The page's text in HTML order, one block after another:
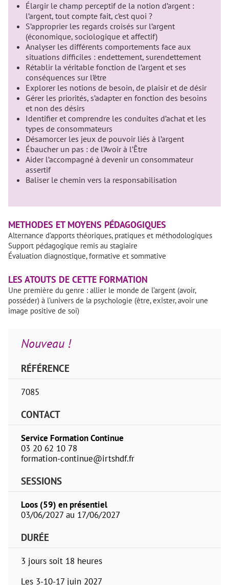
Élargir le champ perceptif de la notion d’argent :
l’argent, tout compte fait, c’est quoi ?
S’approprier les regards croisés sur l’argent
(économique, sociologique et affectif)
Analyser les différents comportements face aux
situations difficiles : endettement, surendettement
Rétablir la véritable fonction de l’argent et ses
conséquences sur l’être
Explorer les notions de besoin, de plaisir et de désir
Gérer les priorités, s’adapter en fonction des besoins
et non des désirs
Identifier et comprendre les conduites d’achat et les
types de consommateurs
Désamorcer les jeux de pouvoir liés à l’argent
Ébaucher un pas : de l’Avoir à l’Être
Aider l’accompagné à devenir un consommateur
assertif
Baliser le chemin vers la responsabilisation
METHODES ET MOYENS PÉDAGOGIQUES
Alternance d’apports théoriques, pratiques et méthodologiques
Support pédagogique remis au stagiaire
Évaluation diagnostique, formative et sommative
LES ATOUTS DE CETTE FORMATION
Une première du genre : allier le monde de l’argent (avoir,
posséder) à l’univers de la psychologie (être, exister, avoir une
image positive de soi)
Nouveau !
RÉFÉRENCE
7085
CONTACT
Service Formation Continue
03 20 62 10 78
formation-continue@irtshdf.fr
SESSIONS
Loos (59) en présentiel
03/06/2027 au 17/06/2027
DURÉE
3 jours soit 18 heures
Les 3-10-17 juin 2027